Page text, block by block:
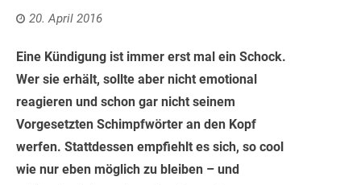
20. April 2016
Eine Kündigung ist immer erst mal ein Schock.
Wer sie erhält, sollte aber nicht emotional
reagieren und schon gar nicht seinem
Vorgesetzten Schimpfwörter an den Kopf
werfen. Stattdessen empfiehlt es sich, so cool
wie nur eben möglich zu bleiben – und